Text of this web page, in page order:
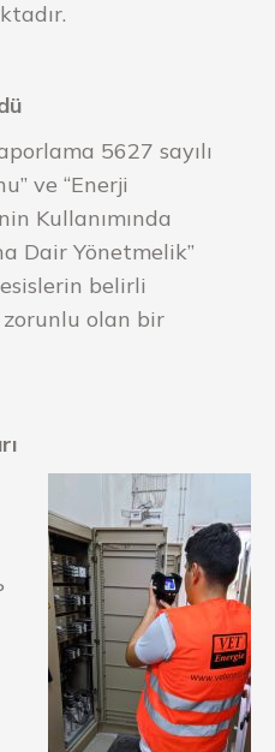
5627 sayılı
ve “Enerji
Kullanımında
Dair Yönetmelik”
belirli
olan bir